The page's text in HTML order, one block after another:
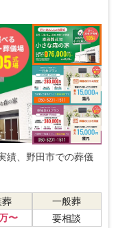
績、野田市での葬儀
〜
一般葬
要相談